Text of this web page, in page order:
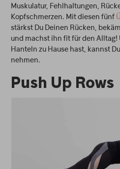
Muskulatur, Fehlhaltungen,
Kopfschmerzen. Mit diesen fünf
stärkst Du Deinen Rücken,
und machst ihn fit für den Alltag!
Hanteln zu Hause hast, kannst
nehmen.
Push Up Rows